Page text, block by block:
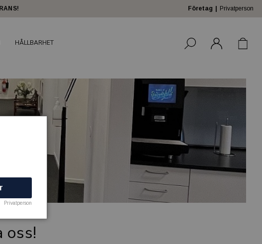
Företag Privatperson
HÅLLBARHET
Privatperson